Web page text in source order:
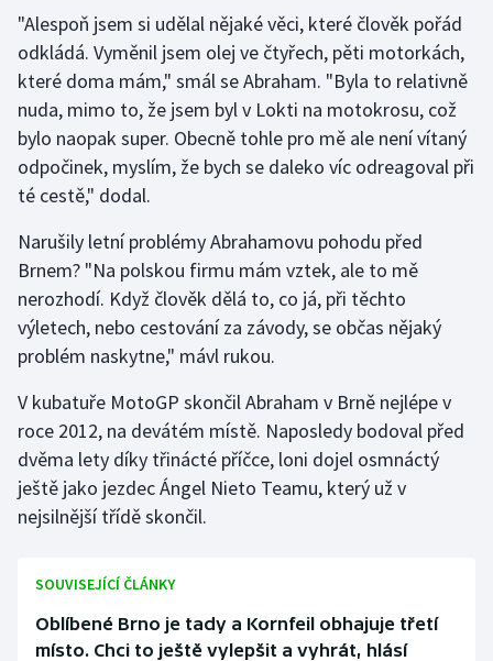
"Alespoň jsem si udělal nějaké věci, které člověk pořád
odkládá. Vyměnil jsem olej ve čtyřech, pěti motorkách,
které doma mám," smál se Abraham. "Byla to relativně
nuda, mimo to, že jsem byl v Lokti na motokrosu, což
bylo naopak super. Obecně tohle pro mě ale není vítaný
odpočinek, myslím, že bych se daleko víc odreagoval při
té cestě," dodal.
Narušily letní problémy Abrahamovu pohodu před
Brnem? "Na polskou firmu mám vztek, ale to mě
nerozhodí. Když člověk dělá to, co já, při těchto
výletech, nebo cestování za závody, se občas nějaký
problém naskytne," mávl rukou.
V kubatuře MotoGP skončil Abraham v Brně nejlépe v
roce 2012, na devátém místě. Naposledy bodoval před
dvěma lety díky třinácté příčce, loni dojel osmnáctý
ještě jako jezdec Ángel Nieto Teamu, který už v
nejsilnější třídě skončil.
SOUVISEJÍCÍ ČLÁNKY
Oblíbené Brno je tady a Kornfeil obhajuje třetí
místo. Chci to ještě vylepšit a vyhrát, hlásí